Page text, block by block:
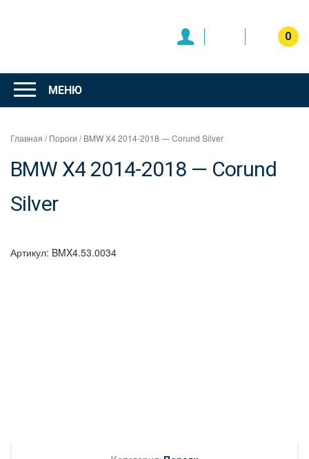
Интернет
магазин
"Can Auto"
0
МЕНЮ
Главная /Пороги / BMW X4 2014-2018 — Corund Silver
BMW X4 2014-2018 — Corund
Silver
Артикул: BMX4.53.0034